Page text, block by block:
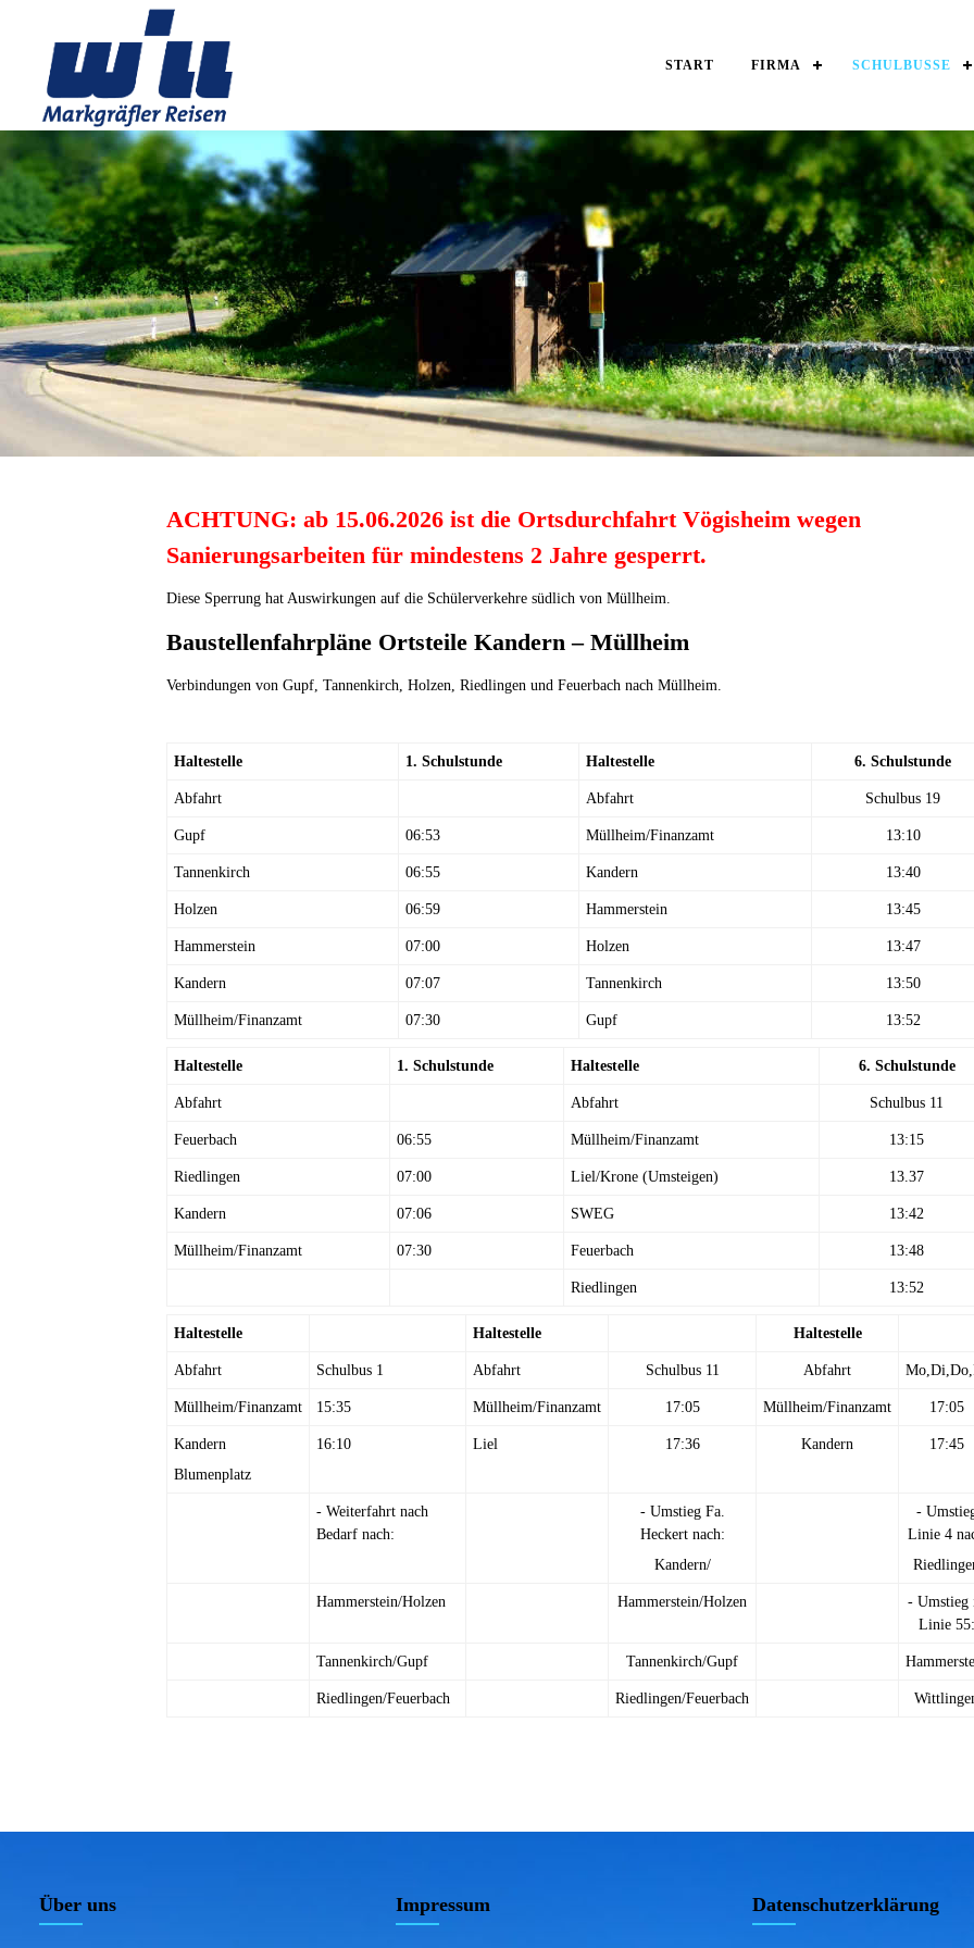
START FIRMA SCHULBUSSE
ACHTUNG: ab 15.06.2026 ist die Ortsdurchfahrt Vögisheim wegen
Sanierungsarbeiten für mindestens 2 Jahre gesperrt.
Diese Sperrung hat Auswirkungen auf die Schülerverkehre südlich von Müllheim.
Baustellenfahrpläne Ortsteile Kandern – Müllheim
Verbindungen von Gupf, Tannenkirch, Holzen, Riedlingen und Feuerbach nach Müllheim.
Haltestelle 1. Schulstunde Haltestelle 6. Schulstunde
Abfahrt Abfahrt Schulbus 19
Gupf 06:53 Müllheim/Finanzamt 13:10
Tannenkirch 06:55 Kandern 13:40
Holzen 06:59 Hammerstein 13:45
Hammerstein 07:00 Holzen 13:47
Kandern 07:07 Tannenkirch 13:50
Müllheim/Finanzamt 07:30 Gupf 13:52
Haltestelle 1. Schulstunde Haltestelle 6. Schulstunde
Abfahrt Abfahrt Schulbus 11
Feuerbach 06:55 Müllheim/Finanzamt 13:15
Riedlingen 07:00 Liel/Krone (Umsteigen) 13.37
Kandern 07:06 SWEG 13:42
Müllheim/Finanzamt 07:30 Feuerbach 13:48
Riedlingen 13:52
Haltestelle Haltestelle Haltestelle
Abfahrt Schulbus 1 Abfahrt Schulbus 11 Abfahrt
Müllheim/Finanzamt 15:35 Müllheim/Finanzamt 17:05 Müllheim/Finanzamt 17:05
Kandern
Blumenplatz
16:10 Liel 17:36 Kandern 17:45
- Weiterfahrt nach
Bedarf nach:
- Umstieg Fa.
Heckert nach:
Kandern/
-
Linie 4
Hammerstein/Holzen Hammerstein/Holzen
- Umstieg
Linie 55:
Tannenkirch/Gupf Tannenkirch/Gupf
Riedlingen/Feuerbach Riedlingen/Feuerbach
Über uns Impressum Datenschutzerklärung